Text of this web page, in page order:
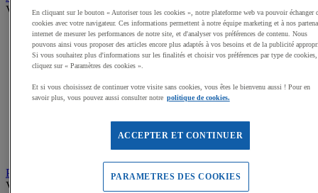
Voir tous les produits
Dalles amortissantes Jeux extérieurs
Jeux sur ressort
Balançoires
Cabanes
Jeux de grimpe, filets
Panneaux d'informations
Jeux rotatifs, équilibre
Parcours sportif
Voir tous les produits
En cliquant sur le bouton « Autoriser tous les cookies », notre plateforme web va pouvoir échanger
cookies avec votre navigateur. Ces informations permettent à notre équipe marketing et à nos
internet de mesurer les performances de notre site, et d'analyser vos préférences de contenu. Nous
pouvons ainsi vous proposer des articles encore plus adaptés à vos besoins et de la publicité
Si vous souhaitez plus d'informations sur les finalités et choisir vos préférences par type de cookies,
cliquez sur « Paramètres des cookies ».
Et si vous choisissez de continuer votre visite sans cookies, vous êtes le bienvenu aussi ! Pour en
savoir plus, vous pouvez aussi consulter notre politique de cookies.
ACCEPTER ET CONTINUER
PARAMETRES DES COOKIES